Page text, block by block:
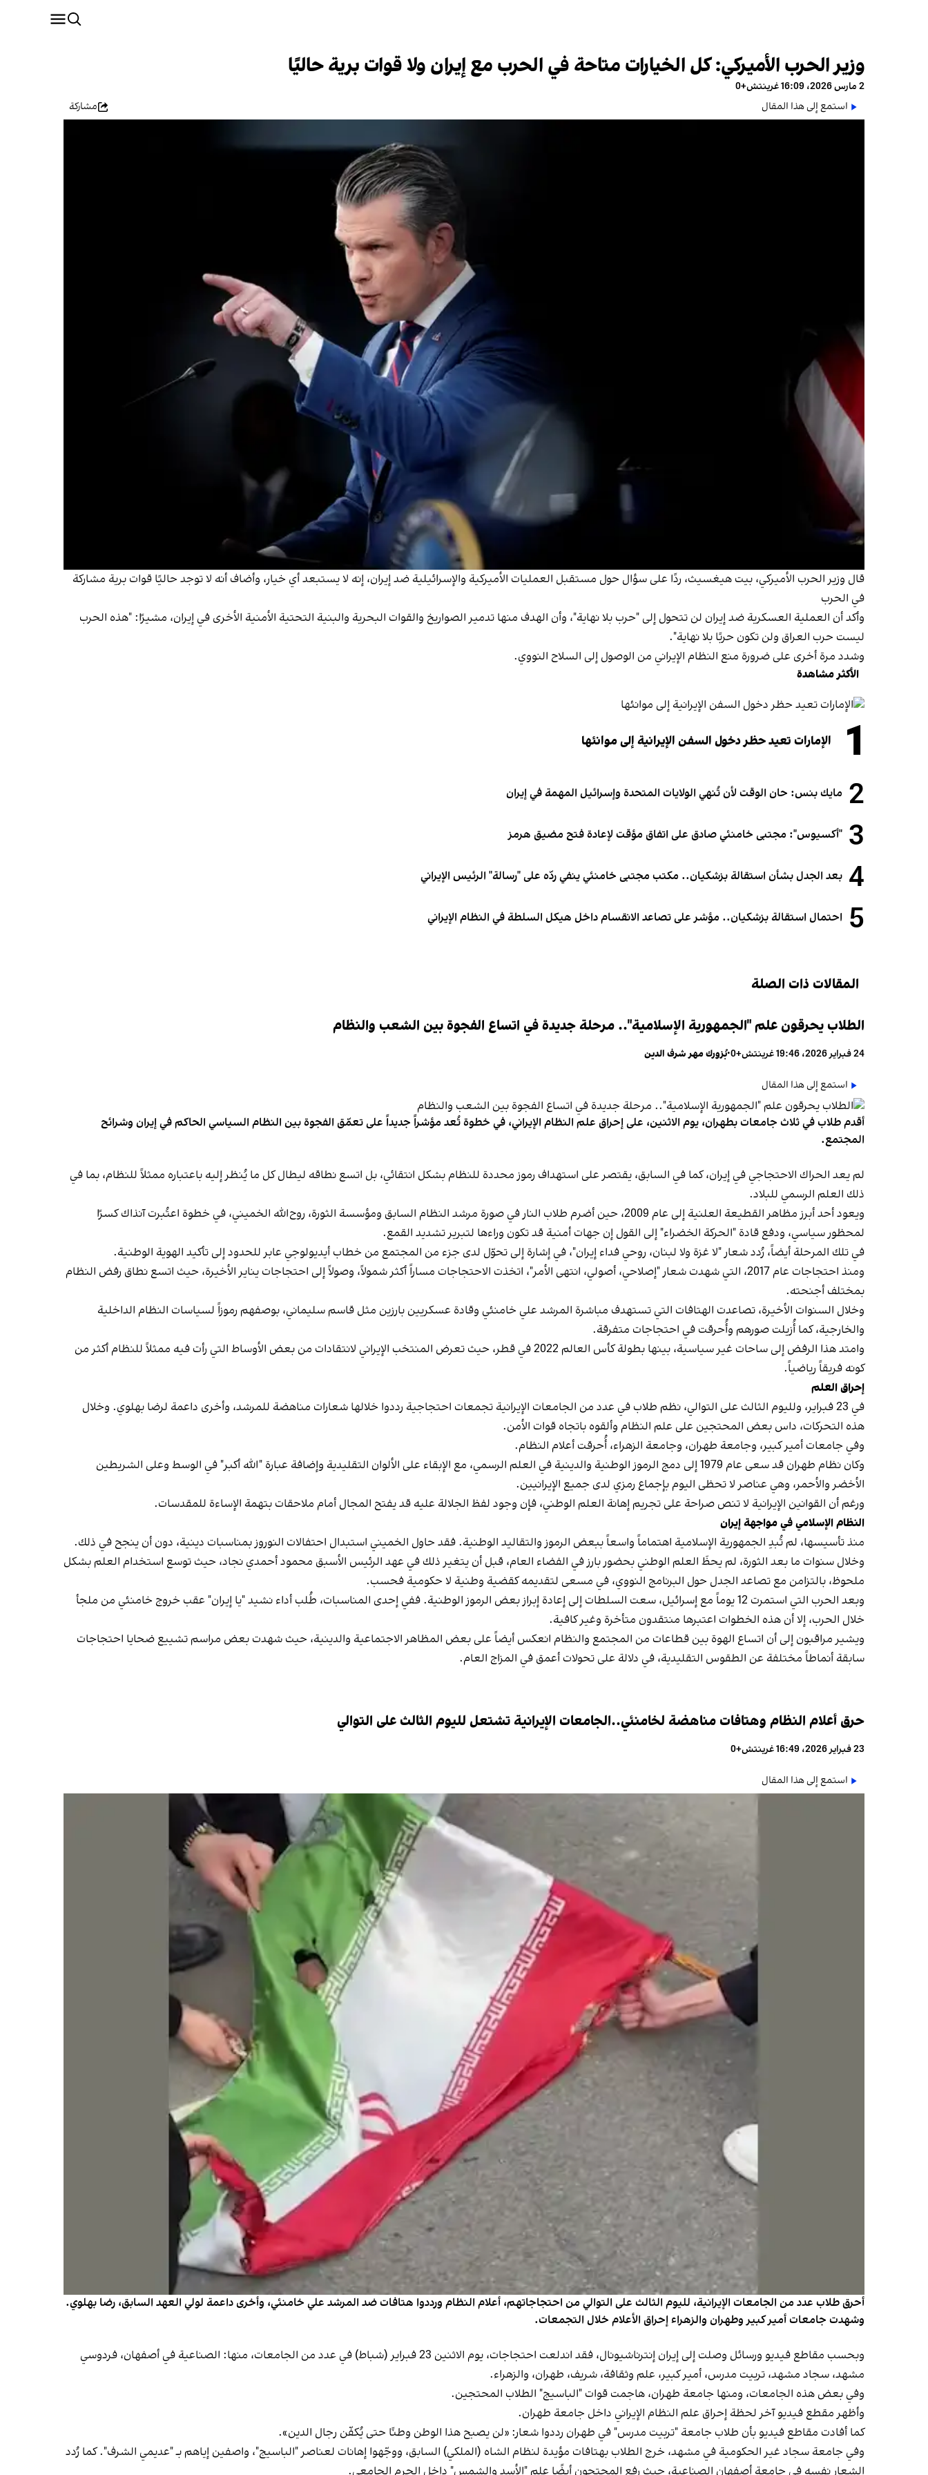
وزير الحرب الأميركي: كل الخيارات متاحة في الحرب مع إيران ولا قوات برية حاليًا
2 مارس 2026، 16:09 غرينتش+0
استمع إلى هذا المقال
مشاركة
قال وزير الحرب الأميركي، بيت هيغسيث، ردًا على سؤال حول مستقبل العمليات الأميركية والإسرائيلية ضد إيران، إنه لا يستبعد أي خيار، وأضاف أنه لا توجد حاليًا قوات برية مشاركة
في الحرب
وأكد أن العملية العسكرية ضد إيران لن تتحول إلى "حرب بلا نهاية"، وأن الهدف منها تدمير الصواريخ والقوات البحرية والبنية التحتية الأمنية الأخرى في إيران، مشيرًا: "هذه الحرب
ليست حرب العراق ولن تكون حربًا بلا نهاية".
وشدد مرة أخرى على ضرورة منع النظام الإيراني من الوصول إلى السلاح النووي.
الأكثر مشاهدة
1 الإمارات تعيد حظر دخول السفن الإيرانية إلى موانئها
2 مايك بنس: حان الوقت لأن تُنهي الولايات المتحدة وإسرائيل المهمة في إيران
3 "أكسيوس": مجتبى خامنئي صادق على اتفاق مؤقت لإعادة فتح مضيق هرمز
4 بعد الجدل بشأن استقالة بزشكيان.. مكتب مجتبى خامنئي ينفي ردّه على "رسالة" الرئيس الإيراني
5 احتمال استقالة بزشكيان.. مؤشر على تصاعد الانقسام داخل هيكل السلطة في النظام الإيراني
المقالات ذات الصلة
الطلاب يحرقون علم "الجمهورية الإسلامية".. مرحلة جديدة في اتساع الفجوة بين الشعب والنظام
24 فبراير 2026، 19:46 غرينتش+0 •بُزورك مهر شرف الدين
استمع إلى هذا المقال
أقدم طلاب في ثلاث جامعات بطهران، يوم الاثنين، على إحراق علم النظام الإيراني، في خطوة تُعد مؤشراً جديداً على تعمّق الفجوة بين النظام السياسي الحاكم في إيران وشرائح
المجتمع.
لم يعد الحراك الاحتجاجي في إيران، كما في السابق، يقتصر على استهداف رموز محددة للنظام بشكل انتقائي، بل اتسع نطاقه ليطال كل ما يُنظر إليه باعتباره ممثلاً للنظام، بما في
ذلك العلم الرسمي للبلاد.
ويعود أحد أبرز مظاهر القطيعة العلنية إلى عام 2009، حين أضرم طلاب النار في صورة مرشد النظام السابق ومؤسسة الثورة، روح‌الله الخميني، في خطوة اعتُبرت آنذاك كسرًا
لمحظور سياسي، ودفع قادة "الحركة الخضراء" إلى القول إن جهات أمنية قد تكون وراءها لتبرير تشديد القمع.
في تلك المرحلة أيضاً، رُدد شعار "لا غزة ولا لبنان، روحي فداء إيران"، في إشارة إلى تحوّل لدى جزء من المجتمع من خطاب أيديولوجي عابر للحدود إلى تأكيد الهوية الوطنية.
ومنذ احتجاجات عام 2017، التي شهدت شعار "إصلاحي، أصولي، انتهى الأمر"، اتخذت الاحتجاجات مساراً أكثر شمولاً، وصولاً إلى احتجاجات يناير الأخيرة، حيث اتسع نطاق رفض النظام
بمختلف أجنحته.
وخلال السنوات الأخيرة، تصاعدت الهتافات التي تستهدف مباشرة المرشد علي خامنئي وقادة عسكريين بارزين مثل قاسم سليماني، بوصفهم رموزاً لسياسات النظام الداخلية
والخارجية، كما أُزيلت صورهم وأُحرقت في احتجاجات متفرقة.
وامتد هذا الرفض إلى ساحات غير سياسية، بينها بطولة كأس العالم 2022 في قطر، حيث تعرض المنتخب الإيراني لانتقادات من بعض الأوساط التي رأت فيه ممثلاً للنظام أكثر من
كونه فريقاً رياضياً.
إحراق العلم
في 23 فبراير، ولليوم الثالث على التوالي، نظم طلاب في عدد من الجامعات الإيرانية تجمعات احتجاجية رددوا خلالها شعارات مناهضة للمرشد، وأخرى داعمة لرضا بهلوي. وخلال
هذه التحركات، داس بعض المحتجين على علم النظام وألقوه باتجاه قوات الأمن.
وفي جامعات أمير كبير، وجامعة طهران، وجامعة الزهراء، أُحرقت أعلام النظام.
وكان نظام طهران قد سعى عام 1979 إلى دمج الرموز الوطنية والدينية في العلم الرسمي، مع الإبقاء على الألوان التقليدية وإضافة عبارة "الله أكبر" في الوسط وعلى الشريطين
الأخضر والأحمر، وهي عناصر لا تحظى اليوم بإجماع رمزي لدى جميع الإيرانيين.
ورغم أن القوانين الإيرانية لا تنص صراحة على تجريم إهانة العلم الوطني، فإن وجود لفظ الجلالة عليه قد يفتح المجال أمام ملاحقات بتهمة الإساءة للمقدسات.
النظام الإسلامي في مواجهة إيران
منذ تأسيسها، لم تُبدِ الجمهورية الإسلامية اهتماماً واسعاً ببعض الرموز والتقاليد الوطنية. فقد حاول الخميني استبدال احتفالات النوروز بمناسبات دينية، دون أن ينجح في ذلك.
وخلال سنوات ما بعد الثورة، لم يحظَ العلم الوطني بحضور بارز في الفضاء العام، قبل أن يتغير ذلك في عهد الرئيس الأسبق محمود أحمدي‌ نجاد، حيث توسع استخدام العلم بشكل
ملحوظ، بالتزامن مع تصاعد الجدل حول البرنامج النووي، في مسعى لتقديمه كقضية وطنية لا حكومية فحسب.
وبعد الحرب التي استمرت 12 يوماً مع إسرائيل، سعت السلطات إلى إعادة إبراز بعض الرموز الوطنية. ففي إحدى المناسبات، طُلب أداء نشيد "يا إيران" عقب خروج خامنئي من ملجأ
خلال الحرب، إلا أن هذه الخطوات اعتبرها منتقدون متأخرة وغير كافية.
ويشير مراقبون إلى أن اتساع الهوة بين قطاعات من المجتمع والنظام انعكس أيضاً على بعض المظاهر الاجتماعية والدينية، حيث شهدت بعض مراسم تشييع ضحايا احتجاجات
سابقة أنماطاً مختلفة عن الطقوس التقليدية، في دلالة على تحولات أعمق في المزاج العام.
حرق أعلام النظام وهتافات مناهضة لخامنئي..الجامعات الإيرانية تشتعل لليوم الثالث على التوالي
23 فبراير 2026، 16:49 غرينتش+0
استمع إلى هذا المقال
أحرق طلاب عدد من الجامعات الإيرانية، لليوم الثالث على التوالي من احتجاجاتهم، أعلام النظام ورددوا هتافات ضد المرشد علي خامنئي، وأخرى داعمة لولي العهد السابق، رضا بهلوي.
وشهدت جامعات أمير كبير وطهران والزهراء إحراق الأعلام خلال التجمعات.
وبحسب مقاطع فيديو ورسائل وصلت إلى إيران إنترناشيونال، فقد اندلعت احتجاجات، يوم الاثنين 23 فبراير (شباط) في عدد من الجامعات، منها: الصناعية في أصفهان، فردوسي
مشهد، سجاد مشهد، تربيت مدرس، أمير كبير، علم وثقافة، شريف، طهران، والزهراء.
وفي بعض هذه الجامعات، ومنها جامعة طهران، هاجمت قوات "الباسيج" الطلاب المحتجين.
وأظهر مقطع فيديو آخر لحظة إحراق علم النظام الإيراني داخل جامعة طهران.
كما أفادت مقاطع فيديو بأن طلاب جامعة "تربيت مدرس" في طهران رددوا شعار: «لن يصبح هذا الوطن وطنًا حتى يُكفّن رجال الدين».
وفي جامعة سجاد غير الحكومية في مشهد، خرج الطلاب بهتافات مؤيدة لنظام الشاه (الملكي) السابق، ووجّهوا إهانات لعناصر "الباسيج"، واصفين إياهم بـ "عديمي الشرف". كما رُدد
الشعار نفسه في جامعة أصفهان الصناعية، حيث رفع المحتجون أيضًا علم "الأسد والشمس" داخل الحرم الجامعي.